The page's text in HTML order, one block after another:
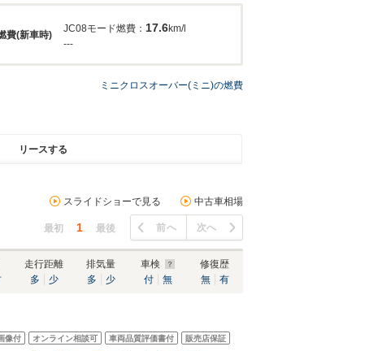
費(新車時)
JC08モード燃費： 17.6km/l
---
ミニクロスオーバー(ミニ)の燃費
リースする
スライドショーで見る 中古車相場
最初 1 最後 前へ 次へ
走行距離
多
少
排気量
多
少
車検
付
無
修復歴
無
有
像付 オンライン相談可 車両品質評価書付 販売店保証